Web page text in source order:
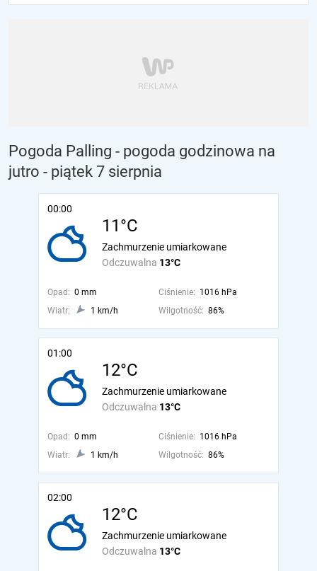
Pogoda Palling - pogoda godzinowa na
jutro - piątek 7 sierpnia
00:00
11°C
Odczuwalna 13°C
Zachmurzenie umiarkowane
Opad: 0 mm Ciśnienie: 1016 hPa
Wiatr:
1 km/h Wilgotność: 86%
01:00
12°C
Odczuwalna 13°C
Zachmurzenie umiarkowane
Opad: 0 mm Ciśnienie: 1016 hPa
Wiatr:
1 km/h Wilgotność: 86%
02:00
12°C
Odczuwalna 13°C
Zachmurzenie umiarkowane